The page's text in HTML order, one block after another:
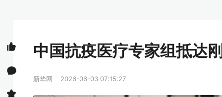
中国抗疫医疗专家组抵达
新华网 2026-06-03 07:15:27